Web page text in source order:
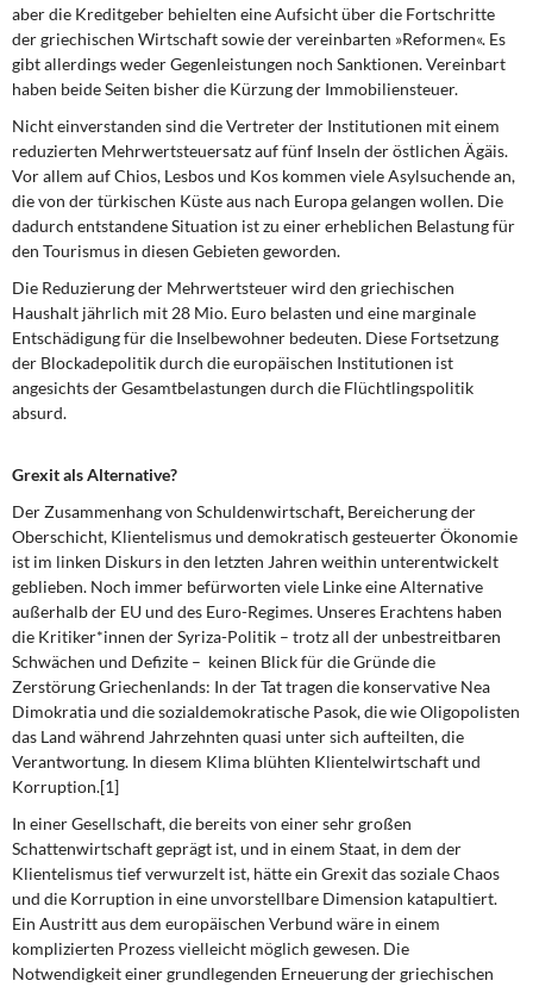
aber die Kreditgeber behielten eine Aufsicht über die Fortschritte
der griechischen Wirtschaft sowie der vereinbarten »Reformen«. Es
gibt allerdings weder Gegenleistungen noch Sanktionen. Vereinbart
haben beide Seiten bisher die Kürzung der Immobiliensteuer.
Nicht einverstanden sind die Vertreterder Institutionen mit einem
reduzierten Mehrwertsteuersatz auf fünf Inseln der östlichen Ägäis.
Vor allem auf Chios, Lesbos und Kos kommen viele Asylsuchende an,
die von der türkischen Küste aus nach Europa gelangen wollen. Die
dadurch entstandene Situation ist zu einer erheblichen Belastung für
den Tourismus in diesen Gebieten geworden.
Die Reduzierung der Mehrwertsteuerwird den griechischen
Haushalt jährlich mit 28 Mio. Euro belasten und eine marginale
Entschädigung für die Inselbewohner bedeuten. Diese Fortsetzung
der Blockadepolitik durch die europäischen Institutionen ist
angesichts der Gesamtbelastungen durch die Flüchtlingspolitik
absurd.
Grexit als Alternative?
Der Zusammenhang von Schuldenwirtschaft, Bereicherung der
Oberschicht, Klientelismus und demokratisch gesteuerter Ökonomie
ist im linken Diskurs in den letzten Jahren weithin unterentwickelt
geblieben. Noch immer befürworten viele Linke eine Alternative
außerhalb der EU und des Euro-Regimes. Unseres Erachtens haben
die Kritiker*innen der Syriza-Politik – trotz all der unbestreitbaren
Schwächen und Defizite – keinen Blick für die Gründe die
Zerstörung Griechenlands: In der Tat tragen die konservative Nea
Dimokratia und die sozialdemokratische Pasok, die wie Oligopolisten
das Land während Jahrzehnten quasi unter sich aufteilten, die
Verantwortung. In diesem Klima blühten Klientelwirtschaft und
Korruption.[1]
In einer Gesellschaft, die bereitsvon einer sehr großen
Schattenwirtschaft geprägt ist, und in einem Staat, in dem der
Klientelismus tief verwurzelt ist, hätte ein Grexit das soziale Chaos
und die Korruption in eine unvorstellbare Dimension katapultiert.
Ein Austritt aus dem europäischen Verbund wäre in einem
komplizierten Prozess vielleicht möglich gewesen. Die
Notwendigkeit einer grundlegenden Erneuerung der griechischen